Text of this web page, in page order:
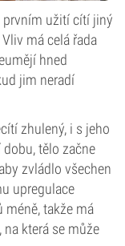
prvním užití cítí jiný
má celá řada
hned
jim neradí
zhulený, i s jeho
tělo začne
zvládlo všechen
upregulace
méně, takže má
na která se může